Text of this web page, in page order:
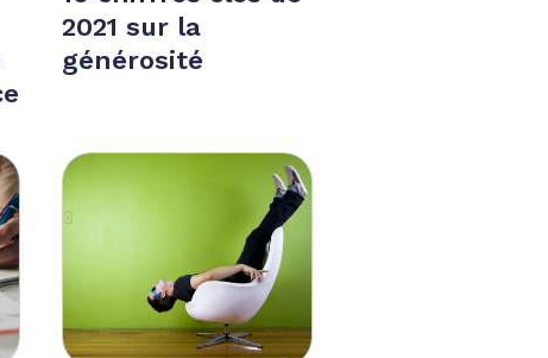
2021 sur la
générosité